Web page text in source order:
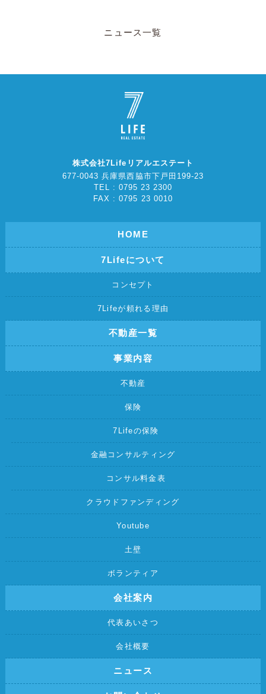
ニュース一覧
株式会社7Lifeリアルエステート
677-0043 兵庫県西脇市下戸田199-23
TEL : 0795 23 2300
FAX : 0795 23 0010
HOME
7Lifeについて
コンセプト
7Lifeが頼れる理由
不動産一覧
事業内容
不動産
保険
7Lifeの保険
金融コンサルティング
コンサル料金表
クラウドファンディング
Youtube
土壁
ボランティア
会社案内
代表あいさつ
会社概要
ニュース